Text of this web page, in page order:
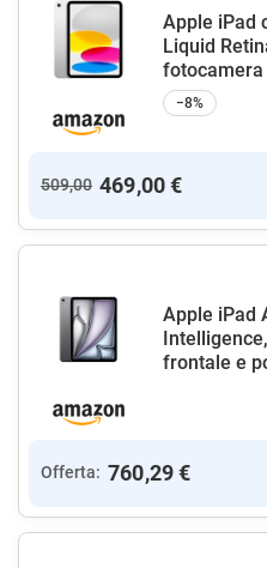
Apple iPad
Liquid
−8%
509,00 469,00 €
Apple iPad
frontale e
Offerta: 760,29 €